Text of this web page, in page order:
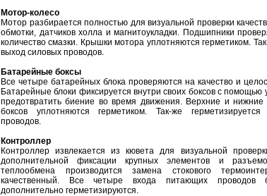
Мотор-колесо
Мотор разбирается полностью для визуальной проверки
обмотки, датчиков холла и магнитоукладки. Подшипники
количество смазки. Крышки мотора уплотняются герметиком.
выход силовых проводов.
Батарейные боксы
Все четыре батарейных блока проверяются на качество и
Батарейные блоки фиксируется внутри своих боксов с помощью
предотвратить биение во время движения. Верхние и
боксов уплотняются герметиком. Так-же
проводов.
Контроллер
Контроллер извлекается из кювета для визуальной
дополнительной фиксации крупных элементов и
теплообмена производится замена стокового
качественный. Все четыре входа питающих проводов
дополнительно герметизируются.